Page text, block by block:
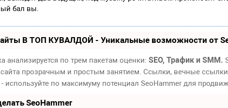
бал вы.
В ТОП КУВАЛДОЙ - Уникальные возможности от
анализируется по трем пакетам оценки:SEO, Трафик и SMM.
прозрачным и простым занятием. Ссылки, вечные
используйте по максимуму потенциал SeoHammer для
SeoHammer